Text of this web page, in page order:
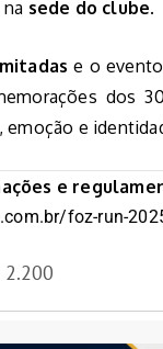
sede do clube.
e o
dos
emoção e
e
foz-run-
2.200